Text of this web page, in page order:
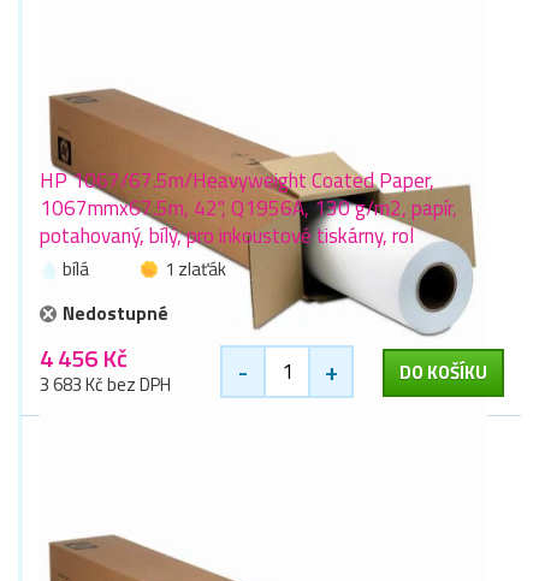
HP 1067/67.5m/Heavyweight Coated Paper,
1067mmx67.5m, 42", Q1956A, 130 g/m2, papír,
potahovaný, bílý, pro inkoustové tiskárny, rol
bílá
1 zlaťák
Nedostupné
4 456 Kč
3 683 Kč bez DPH - + DO KOŠÍKU